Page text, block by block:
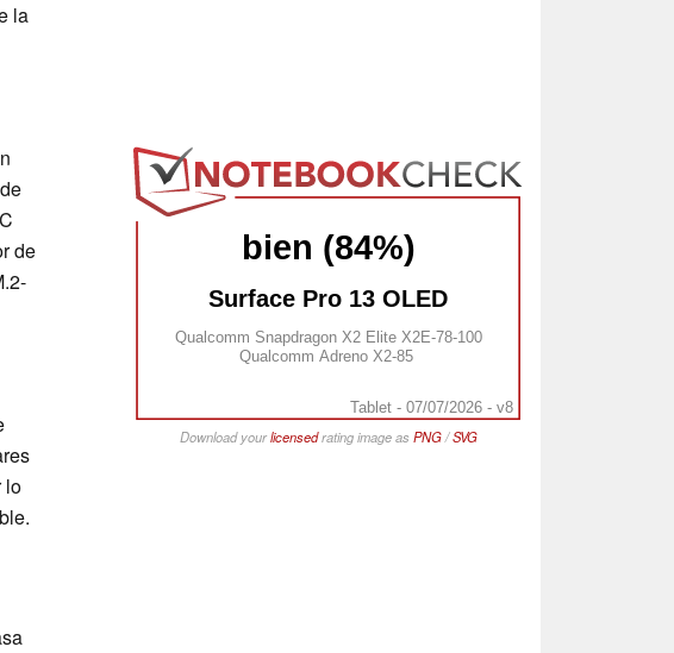
la
bien (84%)
Surface Pro 13 OLED
Qualcomm Snapdragon X2 Elite X2E-78-100
Qualcomm Adreno X2-85
Tablet - 07/07/2026 - v8
Download yourlicensedrating image as PNG/SVG
de
lo